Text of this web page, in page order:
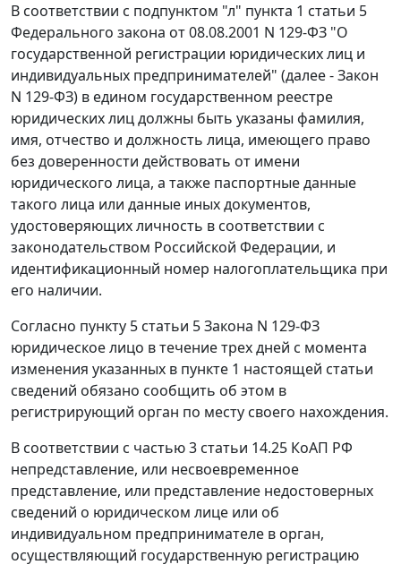
В соответствии с подпунктом "л" пункта 1 статьи 5
Федерального закона от 08.08.2001 N 129-ФЗ "О
государственной регистрации юридических лиц и
индивидуальных предпринимателей" (далее - Закон
N 129-ФЗ) в едином государственном реестре
юридических лиц должны быть указаны фамилия,
имя, отчество и должность лица, имеющего право
без доверенности действовать от имени
юридического лица, а также паспортные данные
такого лица или данные иных документов,
удостоверяющих личность в соответствии с
законодательством Российской Федерации, и
идентификационный номер налогоплательщика при
его наличии.
Согласно пункту 5 статьи 5Закона N 129-ФЗ
юридическое лицо в течение трех дней с момента
изменения указанных в пункте 1 настоящей статьи
сведений обязано сообщить об этом в
регистрирующий орган по месту своего нахождения.
В соответствии с частью 3 статьи 14.25 КоАП РФ
непредставление, или несвоевременное
представление, или представление недостоверных
сведений о юридическом лице или об
индивидуальном предпринимателе в орган,
осуществляющий государственную регистрацию